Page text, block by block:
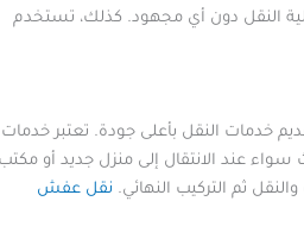
النقل دون أي مجهود. كذلك، تستخدم
خدمات النقل بأعلى جودة. تعتبر خدمات
عند الانتقال إلى منزل جديد أو مكتب
ثم التركيب النهائي. نقل عفش